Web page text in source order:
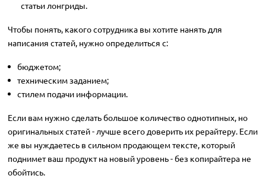
статьи лонгриды.
Чтобы понять, какого сотрудника вы хотите нанять для
написания статей, нужно определиться с:
бюджетом;
техническим заданием;
стилем подачи информации.
Если вам нужно сделать большое количество однотипных, но
оригинальных статей - лучше всего доверить их рерайтеру. Если
же вы нуждаетесь в сильном продающем тексте, который
поднимет ваш продукт на новый уровень - без копирайтера не
обойтись.